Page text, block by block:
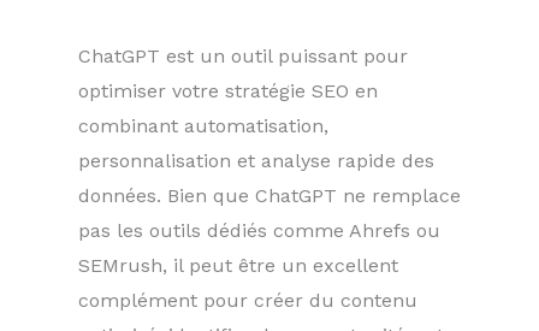
ChatGPT est un outil puissant pour
optimiser votre stratégie SEO en
combinant automatisation,
personnalisation et analyse rapide des
données. Bien que ChatGPT ne remplace
pas les outils dédiés comme Ahrefs ou
SEMrush, il peut être un excellent
complément pour créer du contenu